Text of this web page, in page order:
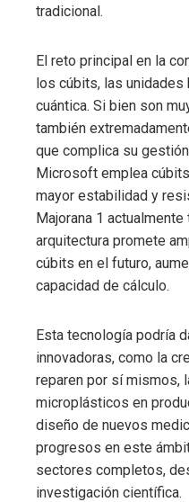
tradicional.
El reto principal en la
los cúbits, las
cuántica. Si bien son
también
que complica su
Microsoft emplea
mayor estabilidad y
Majorana 1
arquitectura promete
cúbits en el futuro,
capacidad de cálculo.
Esta tecnología podría
innovadoras, como la
reparen por sí mismos,
microplásticos en
diseño de nuevos
progresos en este
sectores completos,
investigación científica.